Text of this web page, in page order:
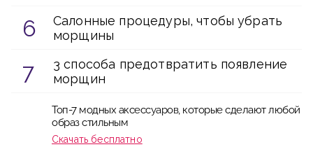
Салонные процедуры, чтобы убрать
морщины
3 способа предотвратить появление
морщин
Топ-7 модных аксессуаров, которые сделают любой
образ стильным
Скачать бесплатно